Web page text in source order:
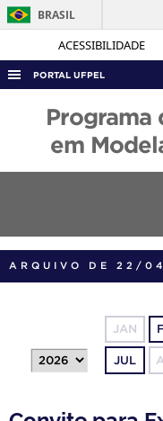
ACESSIBILIDADE
BRASIL
PORTAL UFPEL
TELEFONES
Programa
em
ARQUIVO DE 22/
JAN
JUL